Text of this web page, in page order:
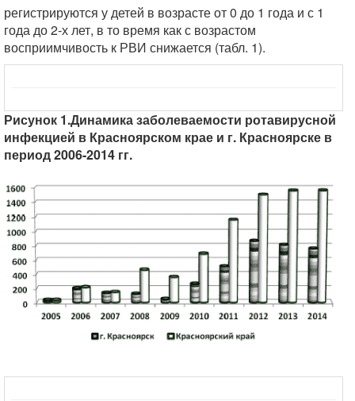
регистрируются у детей в возрасте от 0 до 1 года и с 1
года до 2-х лет, в то время как с возрастом
восприимчивость к РВИ снижается (табл. 1).
Рисунок 1.Динамика заболеваемости ротавирусной
инфекцией в Красноярском крае и г. Красноярске в
период 2006-2014 гг.